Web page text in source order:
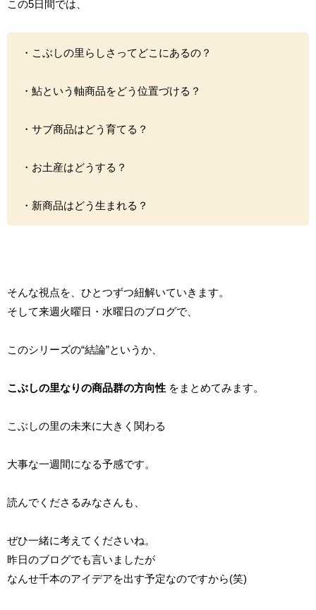
この5日間では、
・こぶしの里らしさってどこにあるの？
・鮎という軸商品をどう位置づける？
・サブ商品はどう育てる？
・お土産はどうする？
・新商品はどう生まれる？
そんな視点を、ひとつずつ紐解いていきます。
そして来週火曜日・水曜日のブログで、
このシリーズの“結論”というか、
こぶしの里なりの商品群の方向性 をまとめてみます。
こぶしの里の未来に大きく関わる
大事な一週間になる予感です。
読んでくださるみなさんも、
ぜひ一緒に考えてくださいね。
昨日のブログでも言いましたが
なんせ千本のアイデアを出す予定なのですから(笑)